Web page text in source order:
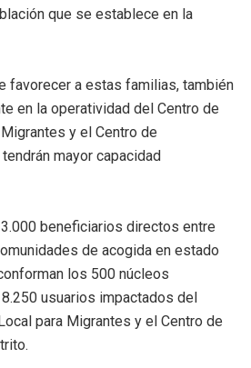
que se establece en la
favorecer a estas familias, también
en la operatividad del Centro de
y el Centro de
mayor capacidad
beneficiarios directos entre
de acogida en estado
los 500 núcleos
usuarios impactados del
para Migrantes y el Centro de